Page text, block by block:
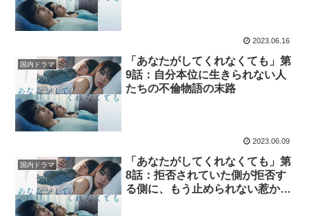
2023.06.16
国内ドラマ
「あなたがしてくれなくても」第
9話：自分本位に生きられない人
たちの不倫物語の末路
2023.06.09
国内ドラマ
「あなたがしてくれなくても」第
8話：拒否されていた側が拒否す
る側に、もう止められない惹かれ